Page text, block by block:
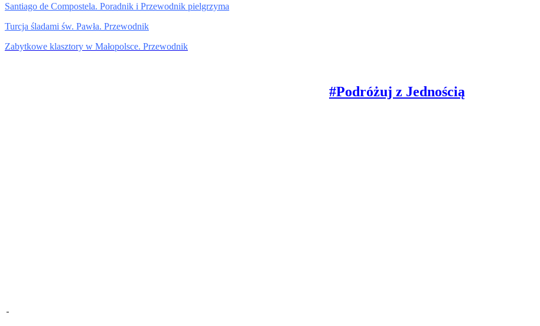
Santiago de Compostela. Poradnik i Przewodnik pielgrzyma
Turcja śladami św. Pawła. Przewodnik
Zabytkowe klasztory w Małopolsce. Przewodnik
#Podróżuj z Jednością